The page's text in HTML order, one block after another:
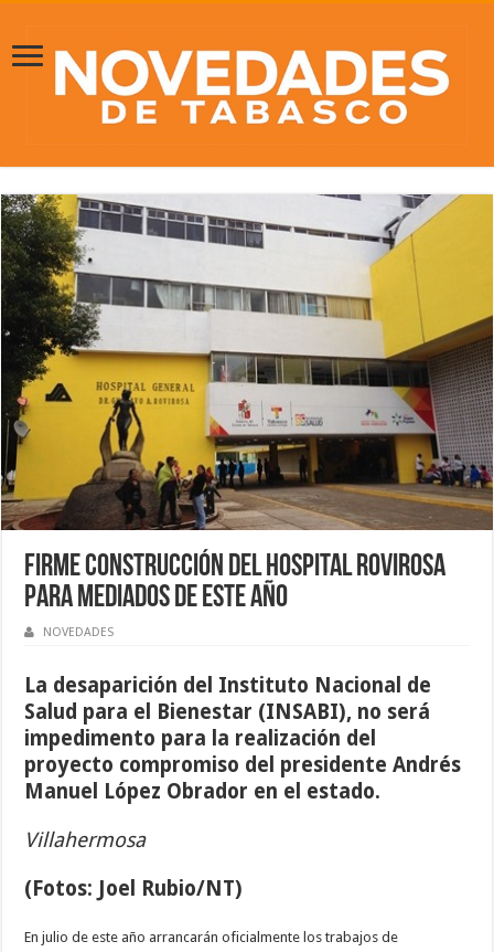
Firme construcción del Hospital Rovirosa
para mediados de este año
NOVEDADES
La desaparición del Instituto Nacional de
Salud para el Bienestar (INSABI), no será
impedimento para la realización del
proyecto compromiso del presidente Andrés
Manuel López Obrador en el estado.
Villahermosa
(Fotos: Joel Rubio/NT)
En julio de este año arrancarán oficialmente los trabajos de